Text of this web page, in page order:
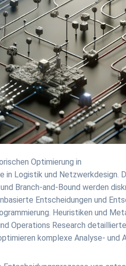
Optimierung in
Logistik und Netzwerkdesign.
Branch-and-Bound werden
Entscheidungen und
Heuristiken und
Operations Research
komplexe Analyse- und